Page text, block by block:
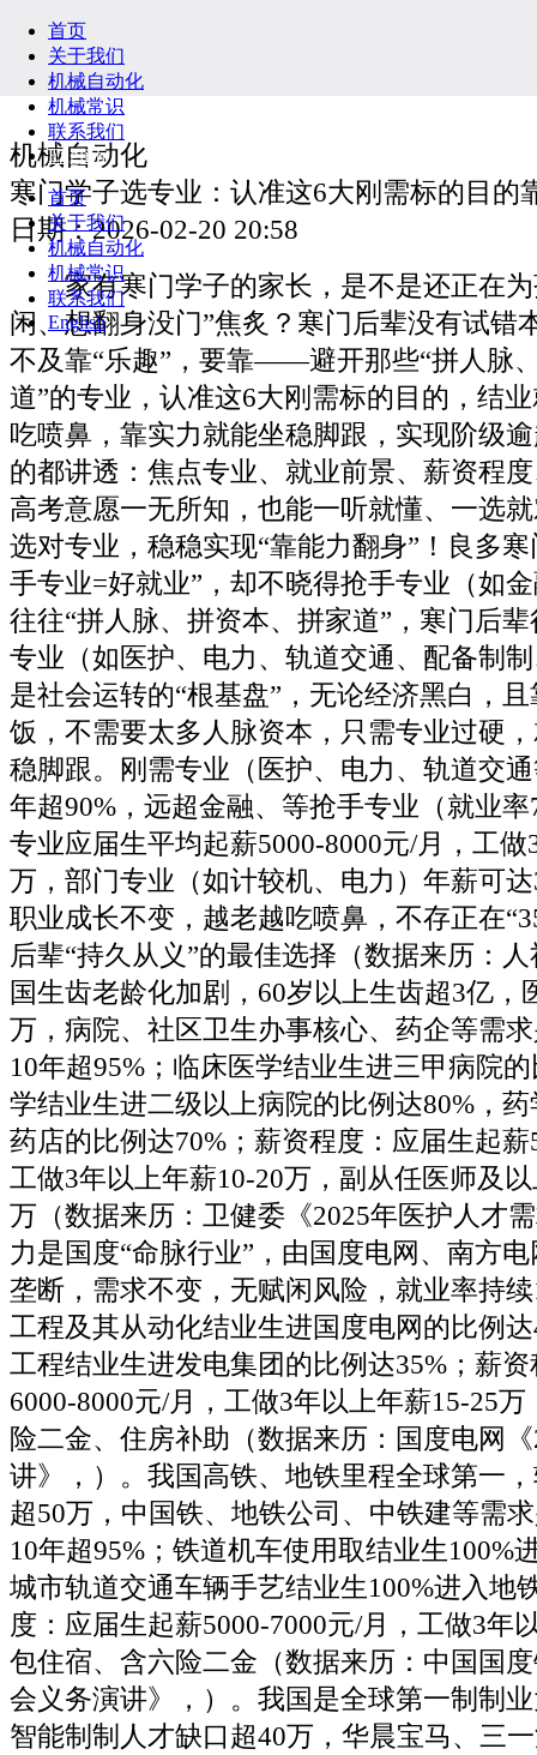
首页
关于我们
机械自动化
机械常识
联系我们
English
首页
关于我们
机械自动化
机械常识
联系我们
English
机械自动化
寒门学子选专业：认准这6大刚需标的目的
日期：2026-02-20 20:58
家有寒门学子的家长，是不是还正在为
闲、想翻身没门”焦炙？寒门后辈没有试错
不及靠“乐趣”，要靠——避开那些“拼人脉
道”的专业，认准这6大刚需标的目的，结
吃喷鼻，靠实力就能坐稳脚跟，实现阶级
的都讲透：焦点专业、就业前景、薪资程
高考意愿一无所知，也能一听就懂、一选
选对专业，稳稳实现“靠能力翻身”！良多
手专业=好就业”，却不晓得抢手专业（如
往往“拼人脉、拼资本、拼家道”，寒门后
专业（如医护、电力、轨道交通、配备制
是社会运转的“根基盘”，无论经济黑白，
饭，不需要太多人脉资本，只需专业过硬
稳脚跟。刚需专业（医护、电力、轨道交
年超90%，远超金融、等抢手专业（就业率
专业应届生平均起薪5000-8000元/月，工做
万，部门专业（如计较机、电力）年薪可
职业成长不变，越老越吃喷鼻，不存正在
后辈“持久从义”的最佳选择（数据来历：
国生齿老龄化加剧，60岁以上生齿超3亿，
万，病院、社区卫生办事核心、药企等需
10年超95%；临床医学结业生进三甲病院
学结业生进二级以上病院的比例达80%，
药店的比例达70%；薪资程度：应届生起薪
工做3年以上年薪10-20万，副从任医师及
万（数据来历：卫健委《2025年医护人才
力是国度“命脉行业”，由国度电网、南方
垄断，需求不变，无赋闲风险，就业率持
工程及其从动化结业生进国度电网的比例
工程结业生进发电集团的比例达35%；薪
6000-8000元/月，工做3年以上年薪15-25
险二金、住房补助（数据来历：国度电网
讲》，）。我国高铁、地铁里程全球第一
超50万，中国铁、地铁公司、中铁建等需
10年超95%；铁道机车使用取结业生100%
城市轨道交通车辆手艺结业生100%进入地
度：应届生起薪5000-7000元/月，工做3年
包住宿、含六险二金（数据来历：中国国
会义务演讲》，）。我国是全球第一制制
智能制制人才缺口超40万，华晨宝马、三